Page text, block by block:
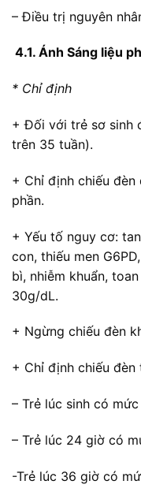
– Điều trị nguyên
4.1. Ánh Sáng liệu
* Chỉ định
+ Đối với trẻ sơ sinh
trên 35 tuần).
+ Chỉ định chiếu
phần.
+ Yếu tố nguy cơ:
con, thiếu men
bì, nhiễm khuẩn,
30g/dL.
+ Ngừng chiếu đèn
+ Chỉ định chiếu đèn
– Trẻ lúc sinh có
– Trẻ lúc 24 giờ có
-Trẻ lúc 36 giờ có